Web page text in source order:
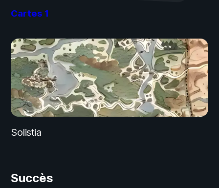
Cartes 1
Solistia
Succès